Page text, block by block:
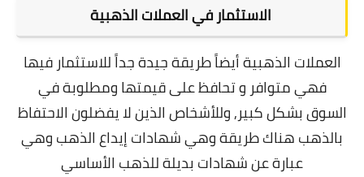
الاستثمار في العملات الذهبية
العملات الذهبية أيضاً طريقة جيدة جداً للاستثمار فيها
فهي متوافر و تحافظ على قيمتها ومطلوبة في
السوق بشكل كبير, وللأشخاص الذين لا يفضلون الاحتفاظ
بالذهب هناك طريقة وهي شهادات إيداع الذهب وهي
عبارة عن شهادات بديلة للذهب الأساسي